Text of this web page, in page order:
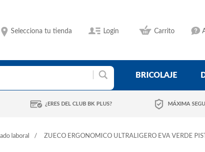
Selecciona tu tienda Login Carrito
BRICOLAJE
¿ERES DEL CLUB BK PLUS? MÁXIMA
laboral ZUECO ERGONOMICO ULTRALIGERO EVA VERDE